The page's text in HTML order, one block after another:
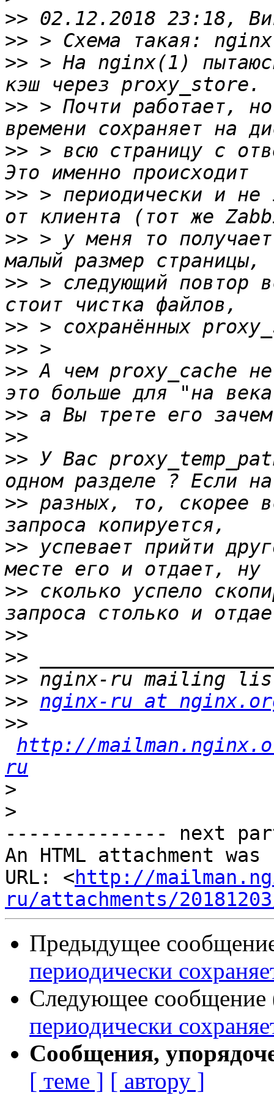
>>
>>
>> > На nginx(1)
>> > Почти работает,
>> > всю страницу с
>> > периодически и
>> > у меня то
>> > следующий повтор
>>
>>
>> А чем proxy_cache
>>
>>
>> У Вас
>> разных, то, скорее
>> успевает прийти
>> сколько успело
>>
>>
>>
>> nginx-ru at
>>
http://
ru
>
>
-------------- next
An HTML attachment
URL: <http://
ru/attachments/
Предыдущее
периодически
Следующее сообщение
периодически
Сообщения,
[ теме ] [ автору ]